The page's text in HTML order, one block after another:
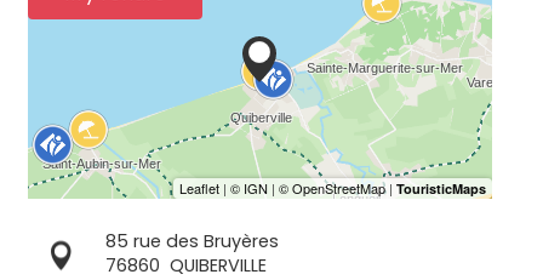
85 rue des Bruyères
76860 QUIBERVILLE